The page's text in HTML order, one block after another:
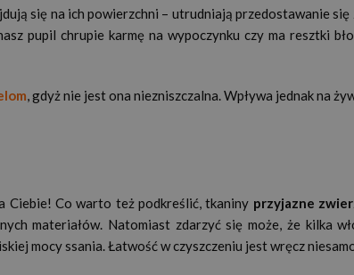
się na ich powierzchni – utrudniają przedostawanie się
pupil chrupie karmę na wypoczynku czy ma resztki
, gdyż nie jest ona niezniszczalna. Wpływa jednak na
Ciebie! Co warto też podkreślić, tkaniny przyjazne
materiałów. Natomiast zdarzyć się może, że kilka
mocy ssania. Łatwość w czyszczeniu jest wręcz